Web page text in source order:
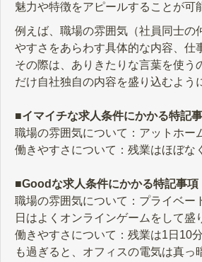
魅力や特徴をアピールすることが可
例えば、職場の雰囲気（社員同士の
やすさをあらわす具体的な内容、仕
その際は、ありきたりな言葉を使う
だけ自社独自の内容を盛り込むよう
■イマイチな求人条件にかかる特記
職場の雰囲気について：アットホー
働きやすさについて：残業はほぼな
■Goodな求人条件にかかる特記事項
職場の雰囲気について：プライベー
日はよくオンラインゲームをして盛
働きやすさについて：残業は1日10
も過ぎると、オフィスの電気は真っ